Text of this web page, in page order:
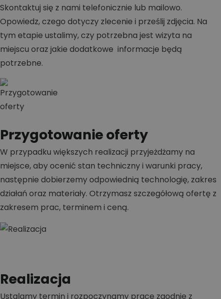
Skontaktuj się z nami telefonicznie lub mailowo.
Opowiedz, czego dotyczy zlecenie i prześlij zdjęcia. Na
tym etapie ustalimy, czy potrzebna jest wizyta na
miejscu oraz jakie dodatkowe informacje będą
potrzebne.
Przygotowanie oferty
W przypadku większych realizacji przyjeżdżamy na
miejsce, aby ocenić stan techniczny i warunki pracy,
następnie dobierzemy odpowiednią technologię, zakres
działań oraz materiały. Otrzymasz szczegółową ofertę z
zakresem prac, terminem i ceną.
Realizacja
Ustalamy termin i rozpoczynamy prace zgodnie z